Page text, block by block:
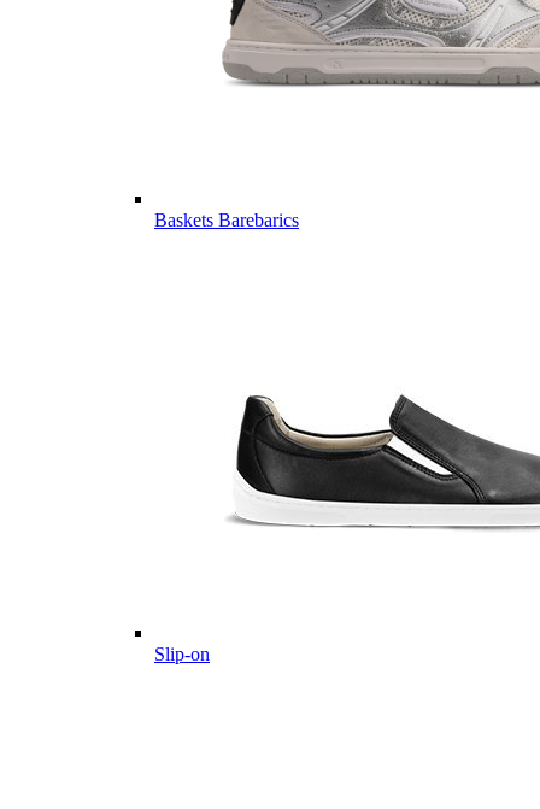
Baskets Barebarics
Slip-on